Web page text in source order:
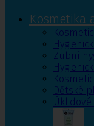
Kosmetika
Zubní
Dětské